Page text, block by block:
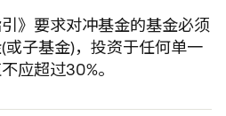
》要求对冲基金的基金必须
子基金)，投资于任何单一
应超过30%。